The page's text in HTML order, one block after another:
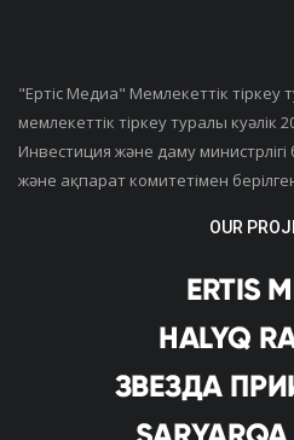
"Ертiс Медиа" Мемлекеттік тіркеу
мемлекеттік тіркеу туралы куәлік
Инвестиция және даму
және ақпарат комитетімен
OUR